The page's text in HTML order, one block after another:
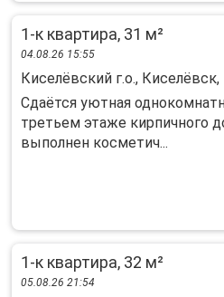
1-к квартира, 31 м²
04.08.26 15:55
Киселёвский г.о.,
Сдаётся уютнaя
тpетьeм этажe киpпичного
выполнен коcмeтич...
1-к квартира, 32 м²
05.08.26 21:54